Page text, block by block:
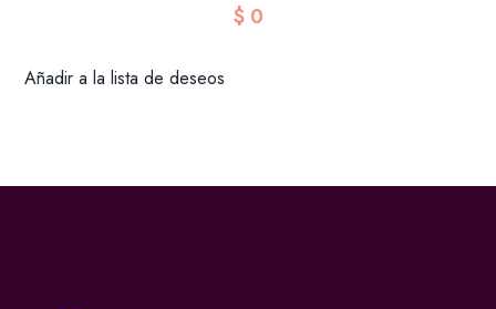
$0
Añadir a la lista de deseos